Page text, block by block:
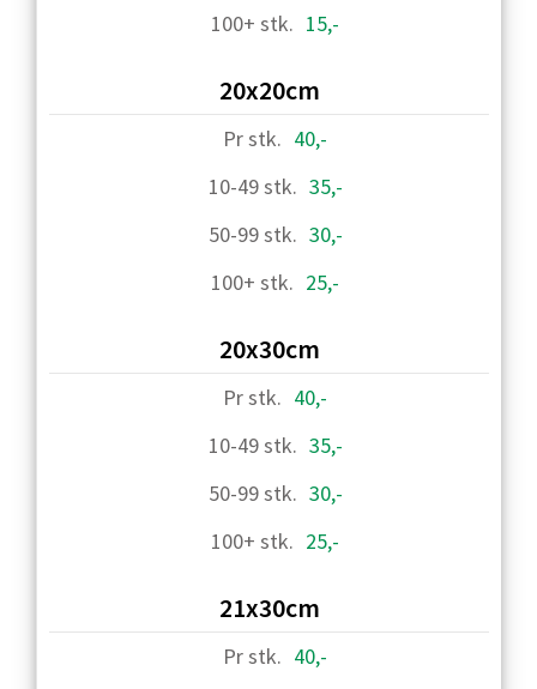
15,-
20x20cm
40,-
35,-
30,-
25,-
20x30cm
40,-
35,-
30,-
25,-
21x30cm
40,-